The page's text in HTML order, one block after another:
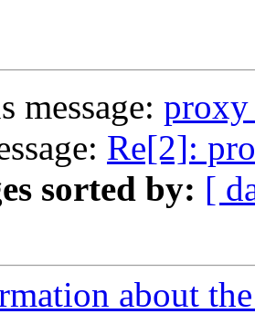
message:
Re[2]:
sorted by: [
about